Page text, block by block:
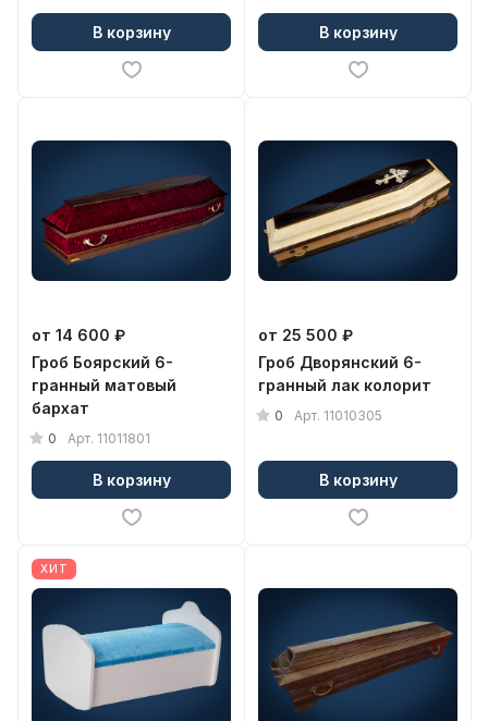
В корзину В корзину
от 14 600 ₽
Гроб Боярский 6-
гранный матовый
бархат
0 Арт. 11011801
В корзину
от 25 500 ₽
Гроб Дворянский 6-
гранный лак колорит
0 Арт. 11010305
В корзину
ХИТ